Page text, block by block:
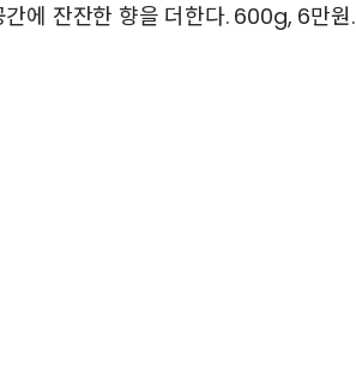
에 잔잔한 향을 더한다. 600g, 6만원.